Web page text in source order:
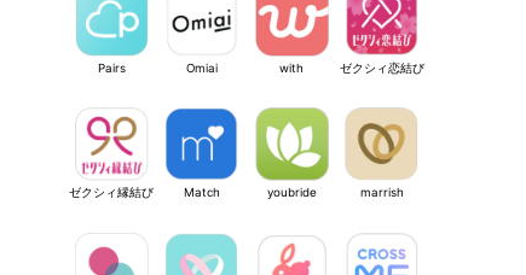
Pairs Omiai with ゼクシィ恋結び
ゼクシィ縁結び Match youbride marrish